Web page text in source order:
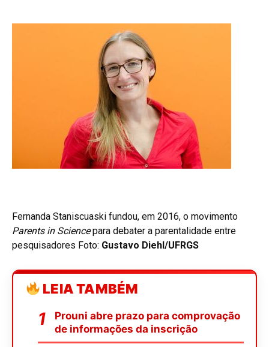
Fernanda Staniscuaski fundou, em 2016, o movimento
Parents in Sciencepara debater a parentalidade entre
pesquisadores Foto: Gustavo Diehl/UFRGS
LEIA TAMBÉM
Prouni abre prazo para comprovação
de informações da inscrição